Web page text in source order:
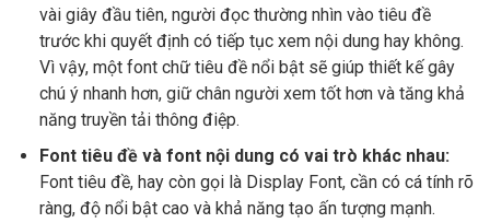
vài giây đầu tiên, người đọc thường nhìn vào tiêu đề
trước khi quyết định có tiếp tục xem nội dung hay không.
Vì vậy, một font chữ tiêu đề nổi bật sẽ giúp thiết kế gây
chú ý nhanh hơn, giữ chân người xem tốt hơn và tăng khả
năng truyền tải thông điệp.
Font tiêu đề và font nội dung có vai trò khác nhau:
Font tiêu đề, hay còn gọi là Display Font, cần có cá tính rõ
ràng, độ nổi bật cao và khả năng tạo ấn tượng mạnh.